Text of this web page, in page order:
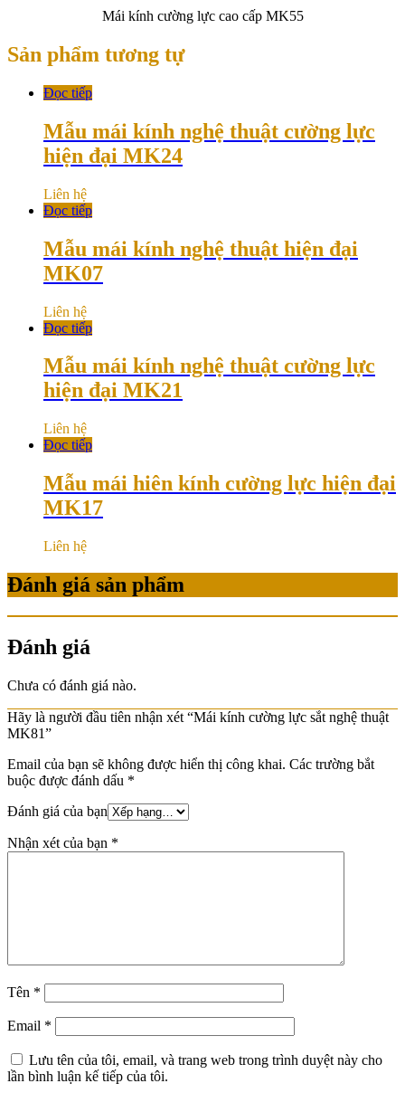
Mái kính cường lực cao cấp MK55
Sản phẩm tương tự
Đọc tiếp
Mẫu mái kính nghệ thuật cường lực
hiện đại MK24
Liên hệ
Đọc tiếp
Mẫu mái kính nghệ thuật hiện đại
MK07
Liên hệ
Đọc tiếp
Mẫu mái kính nghệ thuật cường lực
hiện đại MK21
Liên hệ
Đọc tiếp
Mẫu mái hiên kính cường lực hiện đại
MK17
Liên hệ
Đánh giá sản phẩm
Đánh giá
Chưa có đánh giá nào.
Hãy là người đầu tiên nhận xét “Mái kính cường lực sắt nghệ thuật
MK81”
Email của bạn sẽ không được hiển thị công khai. Các trường bắt
buộc được đánh dấu *
Đánh giá của bạn
Nhận xét của bạn *
Tên *
Email *
Lưu tên của tôi, email, và trang web trong trình duyệt này cho
lần bình luận kế tiếp của tôi.